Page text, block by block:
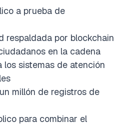
a prueba de
respaldada por blockchain
en la cadena
sistemas de atención
millón de registros de
para combinar el